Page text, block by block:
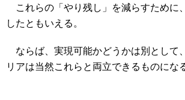
これらの「やり残し」を減らすために
したともいえる。
ならば、実現可能かどうかは別として
リアは当然これらと両立できるものにな